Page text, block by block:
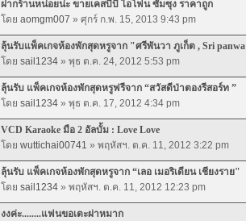
ฝากร้านหน่อยน่ะ ขายเคสบีบี ไอโฟน ซัมซุง ราคาถูก
โดย aomgm007 » ศุกร์ ก.พ. 15, 2013 9:43 pm
ลุ้นรับแพ็คเกจห้องพักสุดหรูจาก "ศรีพันวา ภูเก็ต , Sri panwa
โดย sail1234 » พุธ ต.ค. 24, 2012 5:53 pm
ลุ้นรับ แพ็คเกจห้องพักสุดหรูฟรีจาก “สวัสดีป่าตองรีสอร์ท ”
โดย sail1234 » พุธ ต.ค. 17, 2012 4:34 pm
VCD Karaoke มือ 2 อัลบั้ม : Love Love
โดย wuttichai00741 » พฤหัสฯ. ต.ค. 11, 2012 3:22 pm
ลุ้นรับ แพ็คเกจห้องพักสุดหรูจาก “เลอ เมอริเดียน เชียงราย"
โดย sail1234 » พฤหัสฯ. ต.ค. 11, 2012 12:23 pm
งงค่ะ........แฟนขอเตะผ่าหมาก